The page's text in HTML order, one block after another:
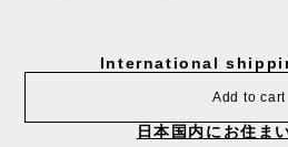
International
Add to cart
日本国内にお住ま